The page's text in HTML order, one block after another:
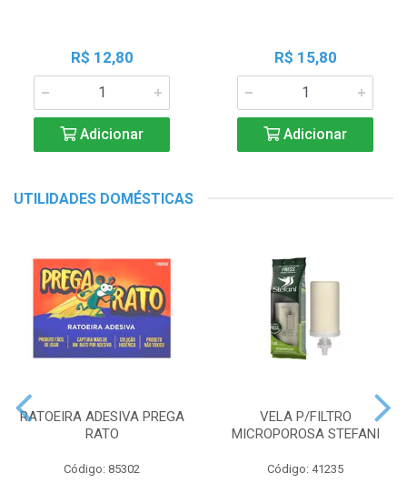
R$ 12,80
Adicionar
R$ 15,80
Adicionar
UTILIDADES DOMÉSTICAS
RATOEIRA ADESIVA PREGA
RATO
Código: 85302
VELA P/FILTRO
MICROPOROSA STEFANI
Código: 41235